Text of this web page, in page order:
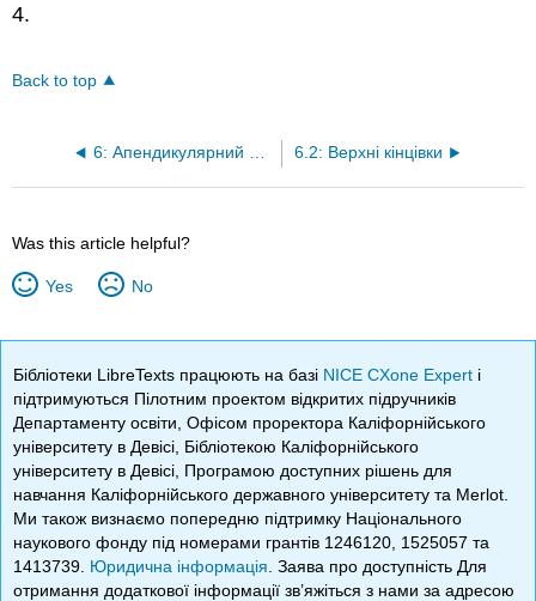
4.
Back to top
6: Апендикулярний скелет 6.2: Верхні кінцівки
Was this article helpful?
Yes No
Бібліотеки LibreTexts працюють на базі NICE CXone Expert і
підтримуються Пілотним проектом відкритих підручників
Департаменту освіти, Офісом проректора Каліфорнійського
університету в Девісі, Бібліотекою Каліфорнійського
університету в Девісі, Програмою доступних рішень для
навчання Каліфорнійського державного університету та Merlot.
Ми також визнаємо попередню підтримку Національного
наукового фонду під номерами грантів 1246120, 1525057 та
1413739. Юридична інформація . Заява про доступність Для
отримання додаткової інформації зв’яжіться з нами за адресою